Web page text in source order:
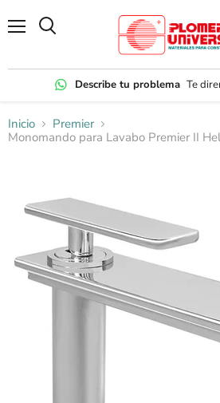
Describe tu problema Te
Inicio
Premier
Monomando para Lavabo Premier II